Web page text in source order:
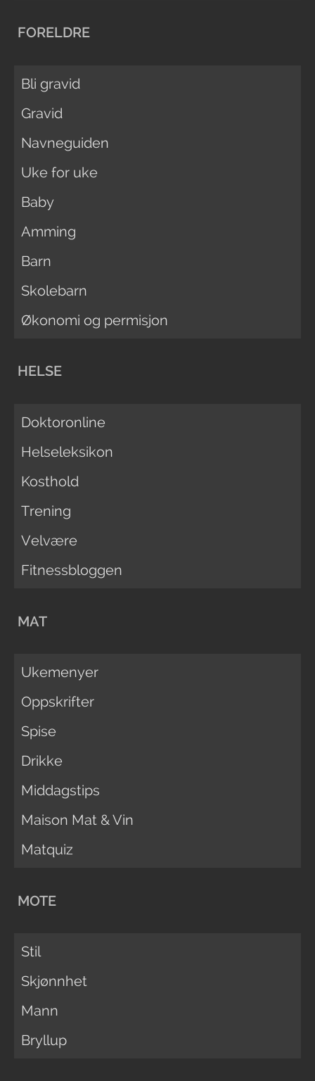
FORELDRE
Bli gravid
Gravid
Navneguiden
Uke for uke
Baby
Amming
Barn
Skolebarn
Økonomi og permisjon
HELSE
Doktoronline
Helseleksikon
Kosthold
Trening
Velvære
Fitnessbloggen
MAT
Ukemenyer
Oppskrifter
Spise
Drikke
Middagstips
Maison Mat & Vin
Matquiz
MOTE
Stil
Skjønnhet
Mann
Bryllup